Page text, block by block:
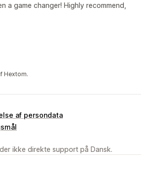
a game changer! Highly recommend,
Hextom.
af persondata
ikke direkte support på Dansk.